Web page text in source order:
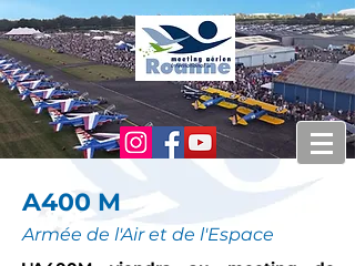
A400 M
Armée de l'Air et de l'Espace